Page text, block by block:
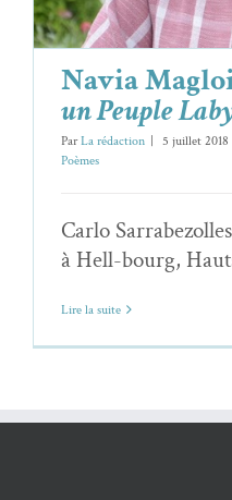
Navia
un Peuple
ParLa rédaction 5 juillet 2018
Poèmes
Carlo
à Hell-bourg,
Lire la suite